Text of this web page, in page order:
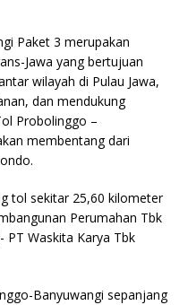
Paket 3 merupakan
Jawa yang bertujuan
wilayah di Pulau Jawa,
dan mendukung
Probolinggo –
membentang dari
tol sekitar 25,60 kilometer
Perumahan Tbk
PT Waskita Karya Tbk
Banyuwangi sepanjang